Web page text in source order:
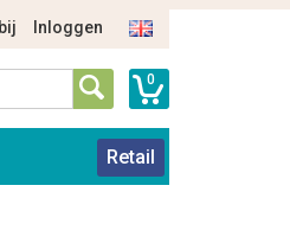
Inloggen
0
Retail